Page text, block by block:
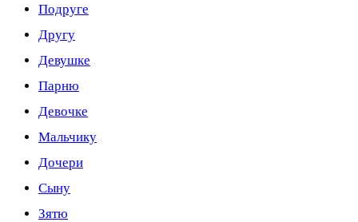
Подруге
Другу
Девушке
Парню
Девочке
Мальчику
Дочери
Сыну
Зятю